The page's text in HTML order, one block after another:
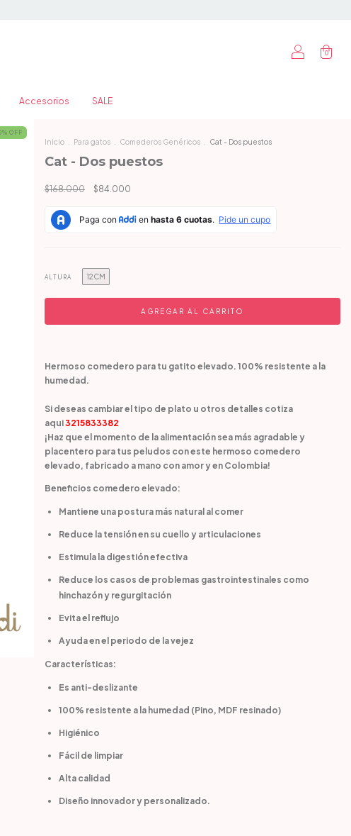
0
Accesorios SALE
% OFF
Inicio Para gatos Comederos Genéricos Cat - Dos puestos
Cat - Dos puestos
$168.000 $84.000
ALTURA 12CM
Hermoso comedero para tu gatito elevado. 100% resistente a la
humedad.
Si deseas cambiar el tipo de plato u otros detalles cotiza
aqui3215833382
¡Haz que el momento de la alimentación sea más agradable y
placentero para tus peludos con este hermoso comedero
elevado, fabricado a mano con amor y en Colombia!
Beneficios comedero elevado:
Mantiene una postura más natural al comer
Reduce la tensión en su cuello y articulaciones
Estimula la digestión efectiva
Reduce los casos de problemas gastrointestinales como
hinchazón y regurgitación
Evita el reflujo
Ayuda en el periodo de la vejez
Características:
Es anti-deslizante
100% resistente a la humedad (Pino, MDF resinado)
Higiénico
Fácil de limpiar
Alta calidad
Diseño innovador y personalizado.